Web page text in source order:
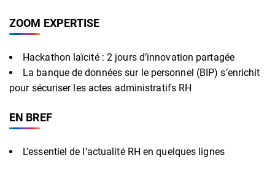
ZOOM EXPERTISE
Hackathon laïcité : 2 jours d’innovation partagée
La banque de données sur le personnel (BIP) s’enrichit
pour sécuriser les actes administratifs RH
EN BREF
L’essentiel de l’actualité RH en quelques lignes